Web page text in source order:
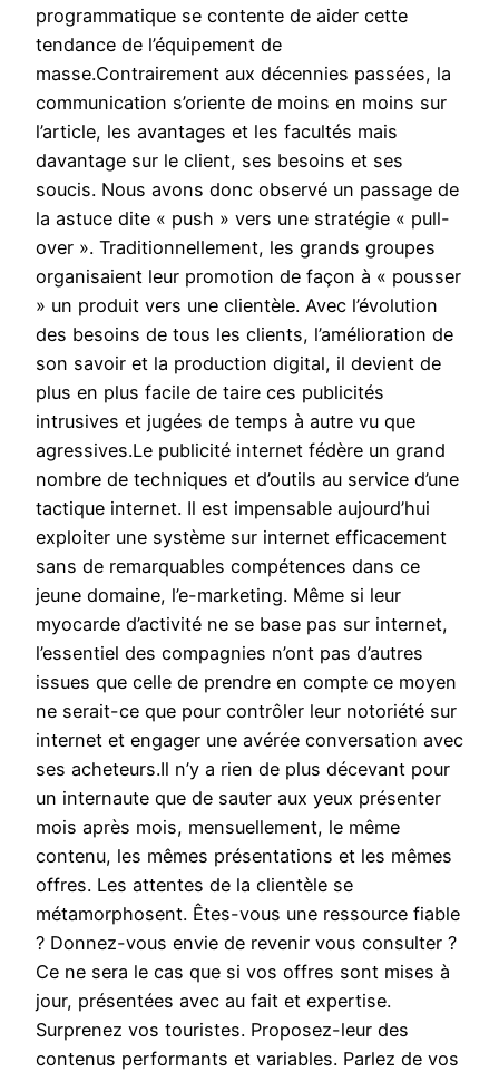
programmatique se contente de aider cette
tendance de l’équipement de
masse.Contrairement aux décennies passées, la
communication s’oriente de moins en moins sur
l’article, les avantages et les facultés mais
davantage sur le client, ses besoins et ses
soucis. Nous avons donc observé un passage de
la astuce dite « push » vers une stratégie « pull-
over ». Traditionnellement, les grands groupes
organisaient leur promotion de façon à « pousser
» un produit vers une clientèle. Avec l’évolution
des besoins de tous les clients, l’amélioration de
son savoir et la production digital, il devient de
plus en plus facile de taire ces publicités
intrusives et jugées de temps à autre vu que
agressives.Le publicité internet fédère un grand
nombre de techniques et d’outils au service d’une
tactique internet. Il est impensable aujourd’hui
exploiter une système sur internet efficacement
sans de remarquables compétences dans ce
jeune domaine, l’e-marketing. Même si leur
myocarde d’activité ne se base pas sur internet,
l’essentiel des compagnies n’ont pas d’autres
issues que celle de prendre en compte ce moyen
ne serait-ce que pour contrôler leur notoriété sur
internet et engager une avérée conversation avec
ses acheteurs.Il n’y a rien de plus décevant pour
un internaute que de sauter aux yeux présenter
mois après mois, mensuellement, le même
contenu, les mêmes présentations et les mêmes
offres. Les attentes de la clientèle se
métamorphosent. Êtes-vous une ressource fiable
? Donnez-vous envie de revenir vous consulter ?
Ce ne sera le cas que si vos offres sont mises à
jour, présentées avec au fait et expertise.
Surprenez vos touristes. Proposez-leur des
contenus performants et variables. Parlez de vos